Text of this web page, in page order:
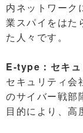
内ネットワーク
業スパイをはた
た人々です。
E-type：セキュ
セキュリティ会
のサイバー戦部
目的により、高